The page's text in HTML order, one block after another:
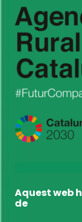
Aquest web
de